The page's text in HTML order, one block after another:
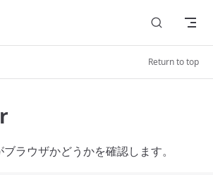
Return to top
ラウザかどうかを確認します。